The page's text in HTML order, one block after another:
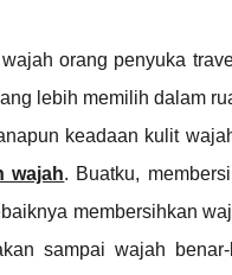
orang penyuka
lebih memilih dalam
keadaan kulit
wajah. Buatku,
membersihkan
sampai wajah